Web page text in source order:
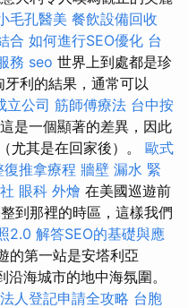
毛孔醫美 餐飲設備回收
合 如何進行SEO優化 台
務 seo 世界上到處都是珍
利的結果，通常可以
立公司 筋師傅療法 台中按
是一個顯著的差異，因此
尤其是在回家後）。 歐式
復推拿療程 牆壁 漏水 緊
眼科 外燴 在美國巡遊前
到那裡的時區，這樣我們
2.0 解答SEO的基礎與應
的第一站是安塔利亞
海城市的地中海氛圍。
人登記申請全攻略 台胞